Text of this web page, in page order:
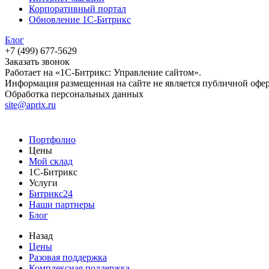
Корпоративный портал
Обновление 1С-Битрикс
Блог
+7 (499) 677-5629
Заказать звонок
Работает на «1С-Битрикс: Управление сайтом».
Информация размещенная на сайте не является публичной
Обработка персональных данных
site@aprix.ru
Портфолио
Цены
Мой склад
1С-Битрикс
Услуги
Битрикс24
Наши партнеры
Блог
Назад
Цены
Разовая поддержка